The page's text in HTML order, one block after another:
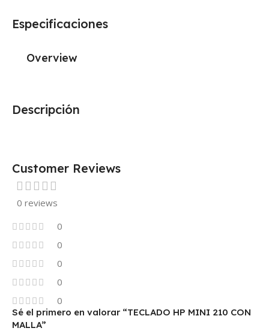
Descripción
Especificaciones
Overview
Customer Reviews
0 reviews
0
0
0
0
0
Sé el primero en valorar “TECLADO HP MINI 210 CON
MALLA”